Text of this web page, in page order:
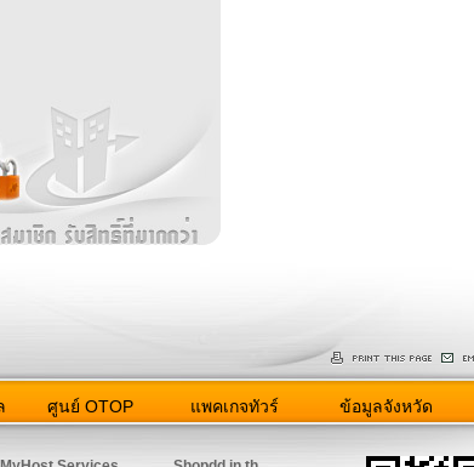
ศูนย์ OTOP แพคเกจทัวร์ ข้อมูลจังหวัด